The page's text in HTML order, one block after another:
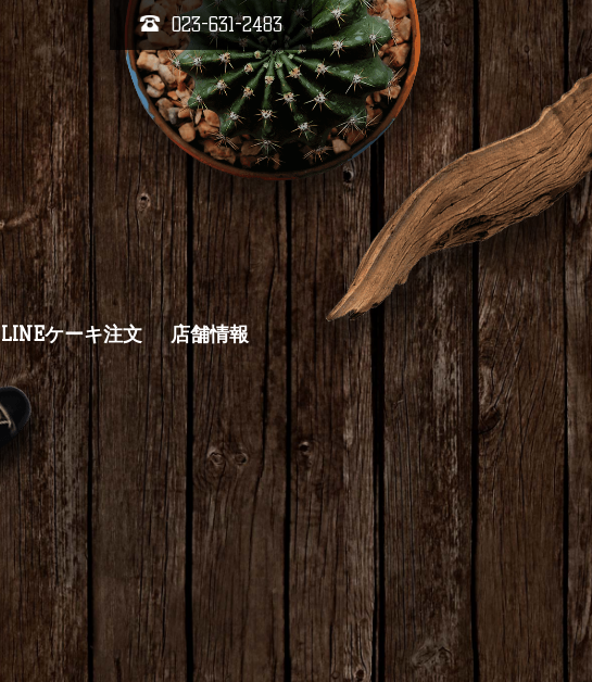
023-631-2483
LINEケーキ注文 店舗情報